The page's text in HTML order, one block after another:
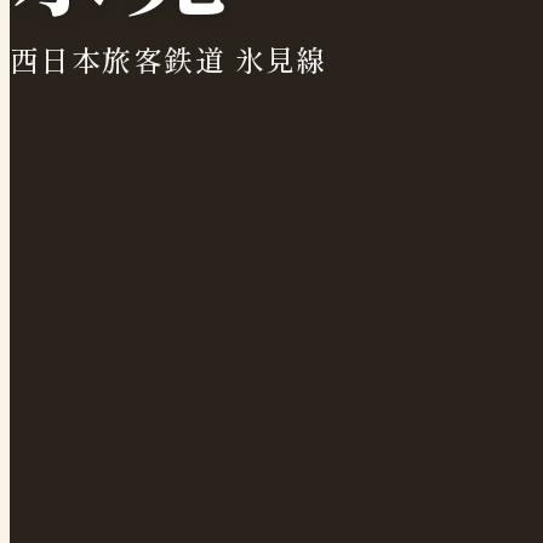
西日本旅客鉄道 氷見線